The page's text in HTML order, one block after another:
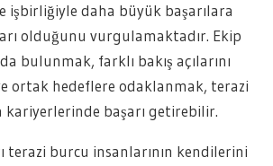
işbirliğiyle daha büyük başarılara
olduğunu vurgulamaktadır. Ekip
bulunmak, farklı bakış açılarını
ortak hedeflere odaklanmak, terazi
kariyerlerinde başarı getirebilir.
terazi burcu insanlarının kendilerini